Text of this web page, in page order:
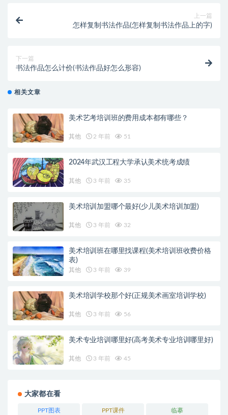
上一篇
怎样复制书法作品(怎样复制书法作品上的字)
下一篇
书法作品怎么计价(书法作品好怎么形容)
相关文章
美术艺考培训班的费用成本都有哪些？
其他 2 年前 51
2024年武汉工程大学承认美术统考成绩
其他 3 年前 35
美术培训加盟哪个最好(少儿美术培训加盟)
其他 3 年前 32
美术培训班在哪里找课程(美术培训班收费价格
表)
其他 3 年前 39
美术培训学校那个好(正规美术画室培训学校)
其他 3 年前 56
美术专业培训哪里好(高考美术专业培训哪里好)
其他 3 年前 45
大家都在看
PPT图表 PPT课件 临摹